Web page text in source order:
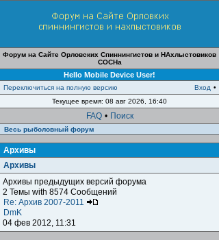
Форум на Сайте Орловских Спиннингистов и НАхлыстовиков
СОСНа
Hello Mobile Device User!
Переключиться на полную версию Вход •
Текущее время: 08 авг 2026, 16:40
FAQ • Поиск
Весь рыболовный форум
Архивы
Архивы
Архивы предыдущих версий форума
2 Темы with 8574 Сообщений
Re: Архив 2007-2011
DmK
04 фев 2012, 11:31